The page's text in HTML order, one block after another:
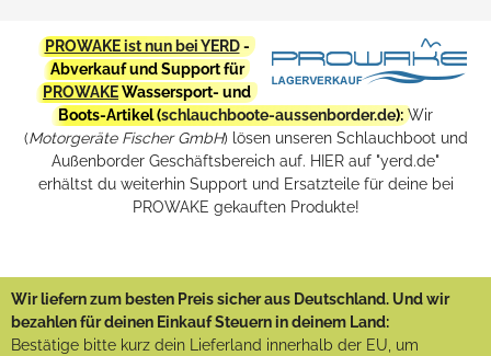
PROWAKE ist nun bei YERD-
Abverkauf und Support für
PROWAKEWassersport- und
Boots-Artikel (schlauchboote-aussenborder.de): Wir
(Motorgeräte Fischer GmbH) lösen unseren Schlauchboot und
Außenborder Geschäftsbereich auf. HIER auf "yerd.de"
erhältst du weiterhin Support und Ersatzteile für deine bei
PROWAKE gekauften Produkte!
Wir liefern zum besten Preis sicher aus Deutschland. Und wir
bezahlen für deinen Einkauf Steuern in deinem Land:
Bestätige bitte kurz dein Lieferland innerhalb der EU, um